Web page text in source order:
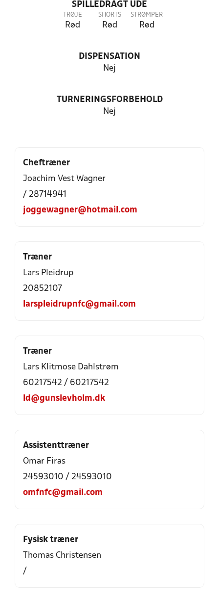
SPILLEDRAGT UDE
TRØJE
Rød
SHORTS
Rød
STRØMPER
Rød
DISPENSATION
Nej
TURNERINGSFORBEHOLD
Nej
Cheftræner
Joachim Vest Wagner
/ 28714941
joggewagner@hotmail.com
Træner
Lars Pleidrup
20852107
larspleidrupnfc@gmail.com
Træner
Lars Klitmose Dahlstrøm
60217542 / 60217542
ld@gunslevholm.dk
Assistenttræner
Omar Firas
24593010 / 24593010
omfnfc@gmail.com
Fysisk træner
Thomas Christensen
/